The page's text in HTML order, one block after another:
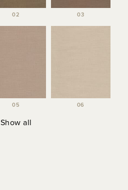
02 03
05 06
Show all